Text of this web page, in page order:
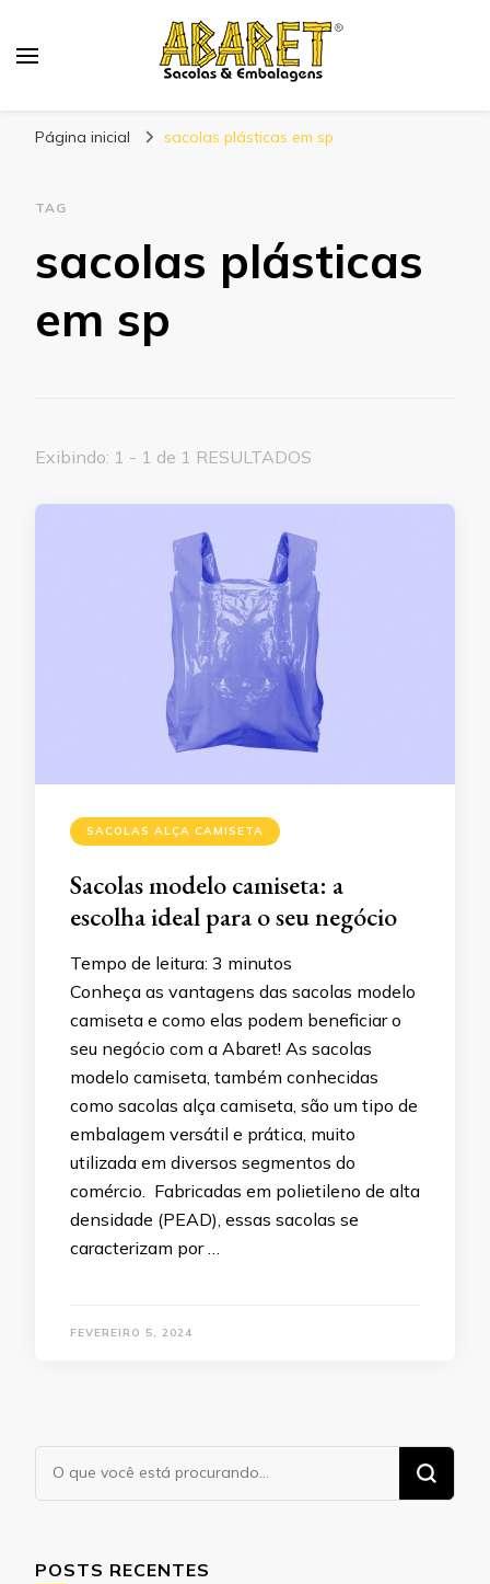
Página inicial sacolas plásticas em sp
TAG
sacolas plásticas
em sp
Exibindo: 1 - 1 de 1 RESULTADOS
SACOLAS ALÇA CAMISETA
Sacolas modelo camiseta: a
escolha ideal para o seu negócio
Tempo de leitura: 3 minutos
Conheça as vantagens das sacolas modelo
camiseta e como elas podem beneficiar o
seu negócio com a Abaret! As sacolas
modelo camiseta, também conhecidas
como sacolas alça camiseta, são um tipo de
embalagem versátil e prática, muito
utilizada em diversos segmentos do
comércio. Fabricadas em polietileno de alta
densidade (PEAD), essas sacolas se
caracterizam por …
FEVEREIRO 5, 2024
Procurando
algo?
POSTS RECENTES